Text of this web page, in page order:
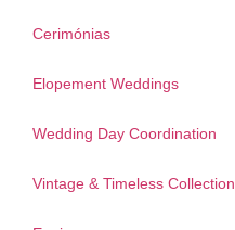
Cerimónias
Elopement Weddings
Wedding Day Coordination
Vintage & Timeless Collection